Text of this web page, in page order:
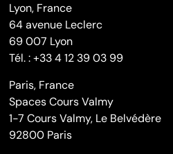
Lyon, France
64 avenue Leclerc
69 007 Lyon
Tél. : +33 4 12 39 03 99
Paris, France
Spaces Cours Valmy
1-7 Cours Valmy, Le Belvédère
92800 Paris